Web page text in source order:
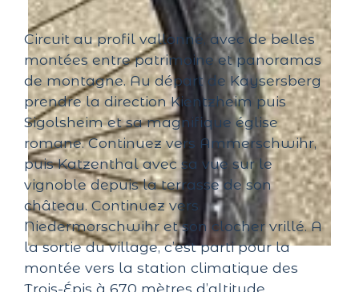
Circuit au profil vallonné, avec de belles
montées entre patrimoine et panoramas
de montagne. Au départ de Kaysersberg
prendre la direction Kientzheim puis
Sigolsheim et sa magnifique église
romane. Continuez vers Ammerschwihr,
puis Katzenthal avec sa vue sur le
vignoble depuis la terrasse de son
château. Continuez vers
Niedermorschwihr et son clocher vrillé. A
la sortie du village, c’est parti pour la
montée vers la station climatique des
Trois-Épis à 670 mètres d’altitude.